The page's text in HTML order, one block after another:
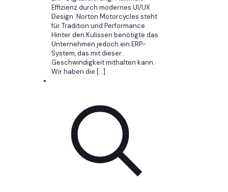
Effizienz durch modernes UI/UX
Design. Norton Motorcycles steht
für Tradition und Performance.
Hinter den Kulissen benötigte das
Unternehmen jedoch ein ERP-
System, das mit dieser
Geschwindigkeit mithalten kann.
Wir haben die […]